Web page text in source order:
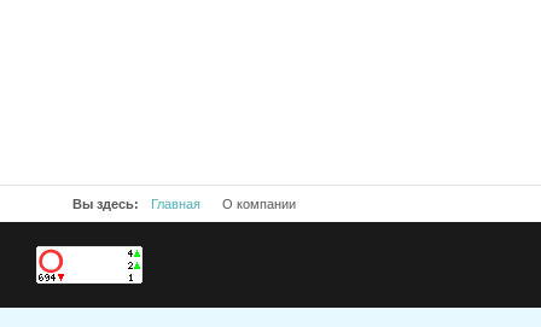
Вы здесь: Главная О компании